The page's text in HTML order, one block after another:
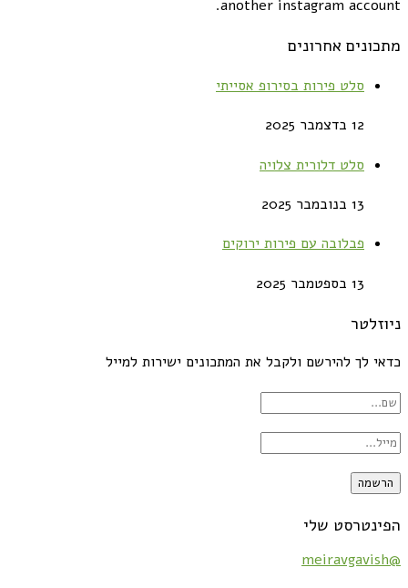
another instagram account.
מתכונים אחרונים
סלט פירות בסירופ אסייתי
12 בדצמבר 2025
סלט דלורית צלויה
13 בנובמבר 2025
פבלובה עם פירות ירוקים
13 בספטמבר 2025
ניוזלטר
כדאי לך להירשם ולקבל את המתכונים ישירות למייל
הפינטרסט שלי
@meiravgavish